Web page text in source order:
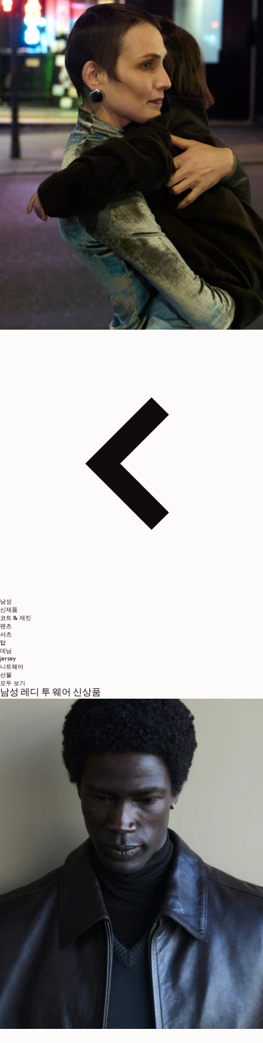
남성
신제품
코트 & 재킷
팬츠
셔츠
탑
데님
jersey
니트웨어
선물
모두 보기
남성 레디 투 웨어 신상품